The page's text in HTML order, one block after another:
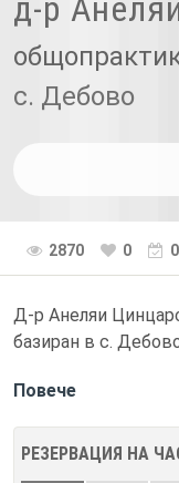
д-р
с. Дебово
2870 0 0
Д-р Анеляи
базиран в с.
Повече
РЕЗЕРВАЦИЯ НА